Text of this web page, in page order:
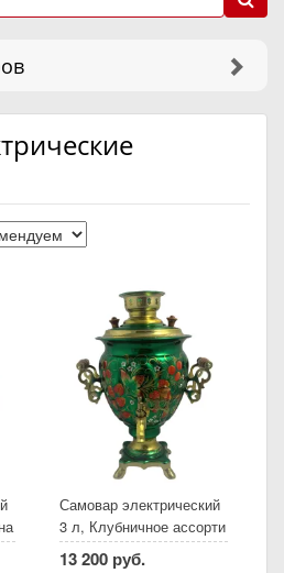
Самовар электрический
3 л, Клубничное ассорти
на зеленом, желудь
13 200 руб.